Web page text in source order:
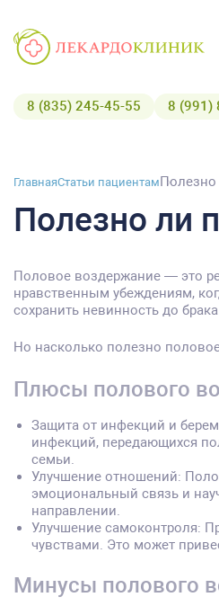
8 (835) 245-45-55 8 (991)
ГлавнаяСтатьи пациентамПолезно
Полезно ли
Половое воздержание — это
нравственным убеждениям,
сохранить невинность до
Но насколько полезно
Плюсы полового
Защита от инфекций и
инфекций, передающихся
семьи.
Улучшение отношений:
эмоциональный связь и
направлении.
Улучшение самоконтроля:
чувствами. Это может
Минусы полового